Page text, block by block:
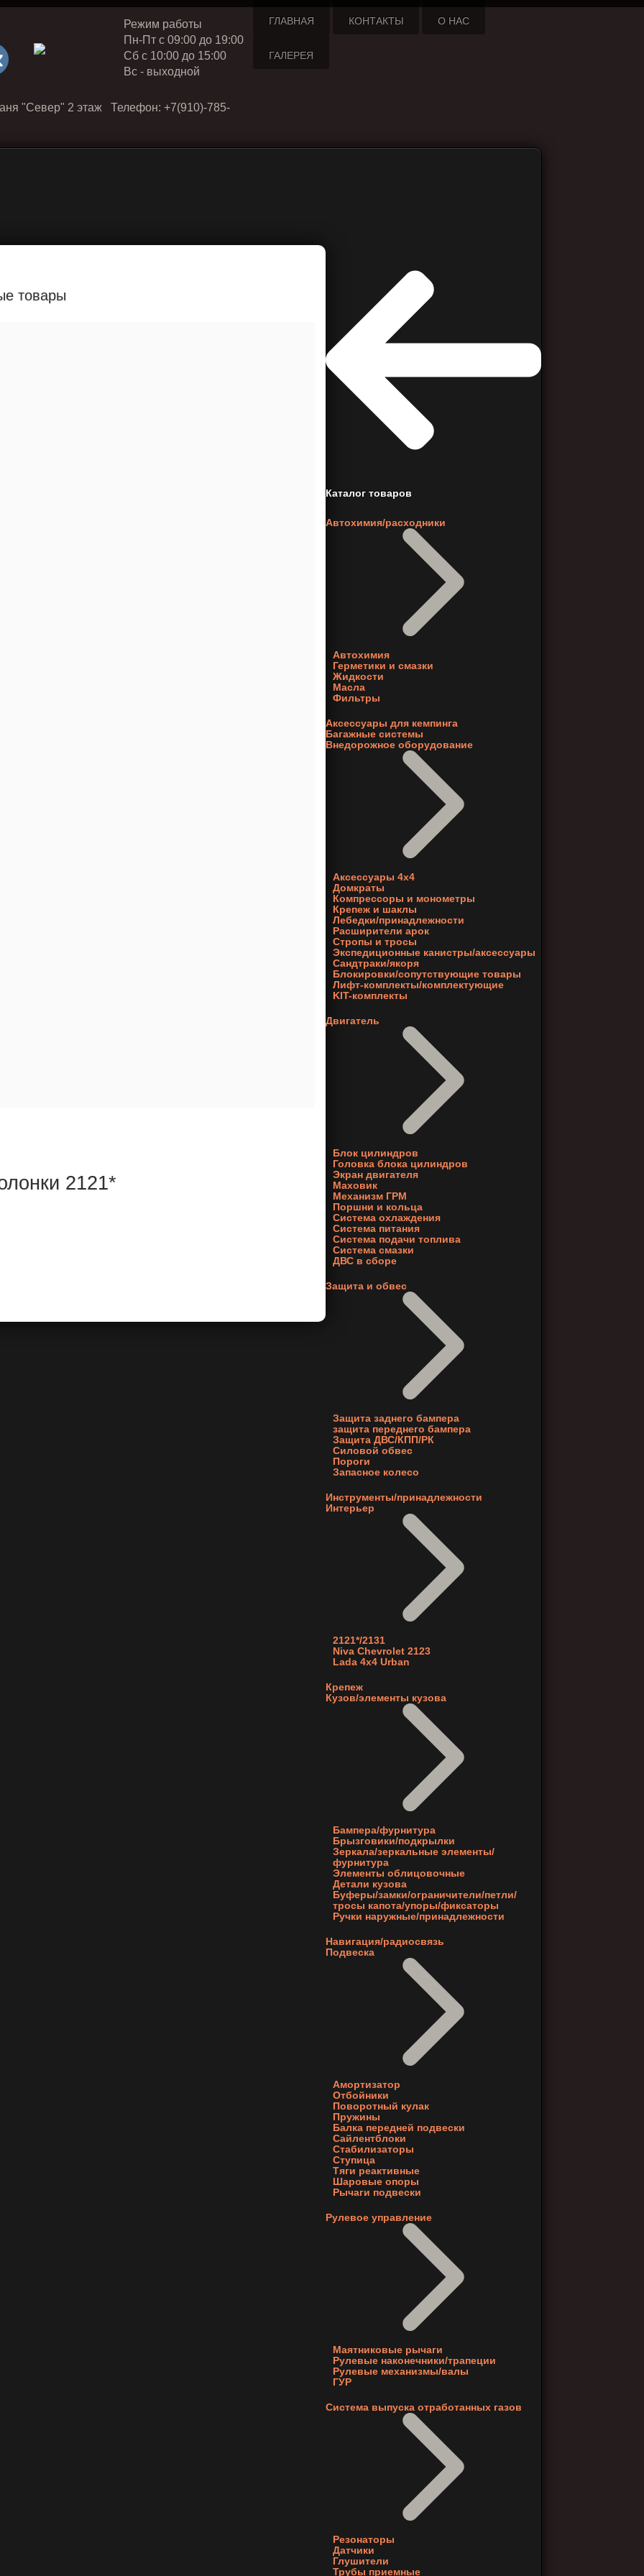
Режим работы
Пн-Пт с 09:00 до 19:00
Cб с 10:00 до 15:00
Вс - выходной
"Север" 2 этаж Телефон: +7(910)-785-
ГЛАВНАЯ КОНТАКТЫ О НАС
ГАЛЕРЕЯ
товары
2121*
Каталог товаров
Автохимия/расходники
Автохимия
Герметики и смазки
Жидкости
Масла
Фильтры
Аксессуары для кемпинга
Багажные системы
Внедорожное оборудование
Аксессуары 4х4
Домкраты
Компрессоры и монометры
Крепеж и шаклы
Лебедки/принадлежности
Расширители арок
Стропы и тросы
Экспедиционные канистры/аксессуары
Сандтраки/якоря
Блокировки/сопутствующие товары
Лифт-комплекты/комплектующие
KIT-комплекты
Двигатель
Блок цилиндров
Головка блока цилиндров
Экран двигателя
Маховик
Механизм ГРМ
Поршни и кольца
Система охлаждения
Система питания
Система подачи топлива
Система смазки
ДВС в сборе
Защита и обвес
Защита заднего бампера
защита переднего бампера
Защита ДВС/КПП/РК
Силовой обвес
Пороги
Запасное колесо
Инструменты/принадлежности
Интерьер
2121*/2131
Niva Chevrolet 2123
Lada 4x4 Urban
Крепеж
Кузов/элементы кузова
Бампера/фурнитура
Брызговики/подкрылки
Зеркала/зеркальные элементы/
фурнитура
Элементы облицовочные
Детали кузова
Буферы/замки/ограничители/петли/
тросы капота/упоры/фиксаторы
Ручки наружные/принадлежности
Навигация/радиосвязь
Подвеска
Амортизатор
Отбойники
Поворотный кулак
Пружины
Балка передней подвески
Сайлентблоки
Стабилизаторы
Ступица
Тяги реактивные
Шаровые опоры
Рычаги подвески
Рулевое управление
Маятниковые рычаги
Рулевые наконечники/трапеции
Рулевые механизмы/валы
ГУР
Система выпуска отработанных газов
Резонаторы
Датчики
Глушители
Трубы приемные